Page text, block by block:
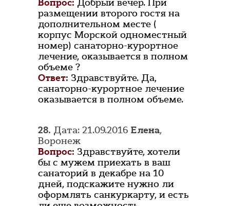
Вопрос: Добрый вечер. При
размещении второго гостя на
дополнительном месте (
корпус Морской одноместный
номер) санаторно-курортное
лечение, оказывается в полном
объеме ?
Ответ: Здравствуйте. Да,
санаторно-курортное лечение
оказывается в полном объеме.
28. Дата: 21.09.2016 Елена,
Воронеж
Вопрос: Здравствуйте, хотели
бы с мужем приехать в ваш
санаторий в декабре на 10
дней, подскажите нужно ли
оформлять санкуркарту, и есть